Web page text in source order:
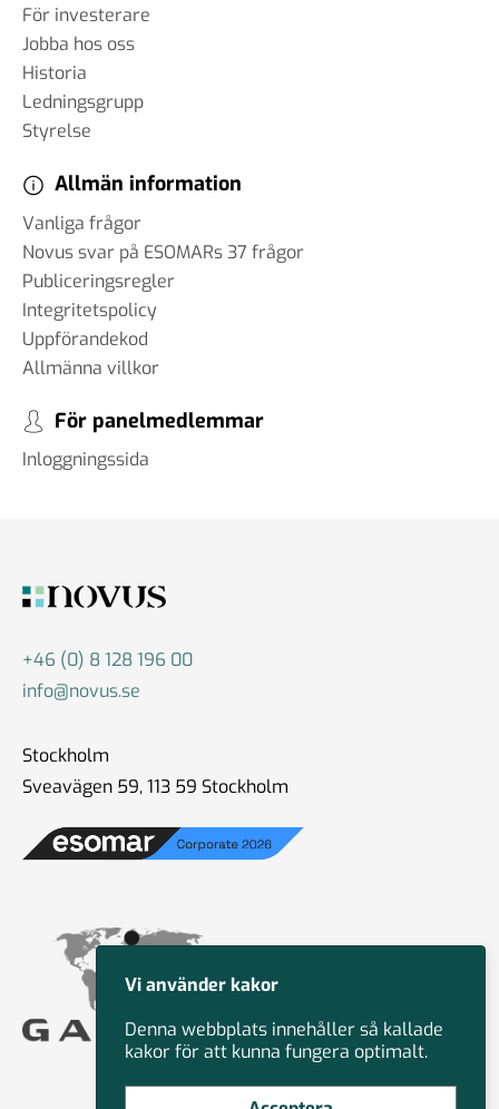
För investerare
Jobba hos oss
Historia
Ledningsgrupp
Styrelse
Allmän information
Vanliga frågor
Novus svar på ESOMARs 37 frågor
Publiceringsregler
Integritetspolicy
Uppförandekod
Allmänna villkor
För panelmedlemmar
Inloggningssida
+46 (0) 8 128 196 00
info@novus.se
Stockholm
Sveavägen 59, 113 59 Stockholm
Vi använder kakor
Denna webbplats innehåller så kallade
kakor för att kunna fungera optimalt.